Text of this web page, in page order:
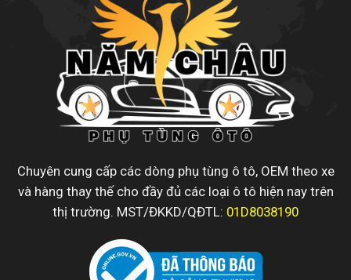
Chuyên cung cấp các dòng phụ tùng ô tô, OEM theo xe
và hàng thay thế cho đầy đủ các loại ô tô hiện nay trên
thị trường. MST/ĐKKD/QĐTL: 01D8038190